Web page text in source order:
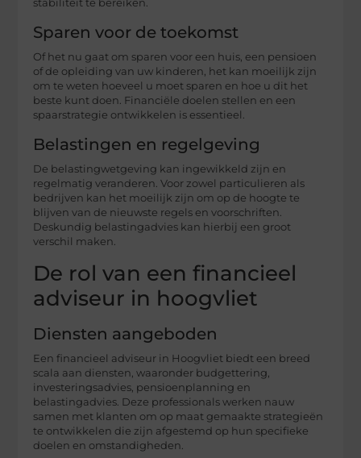
stabiliteit te bereiken.
Sparen voor de toekomst
Of het nu gaat om sparen voor een huis, een pensioen
of de opleiding van uw kinderen, het kan moeilijk zijn
om te weten hoeveel u moet sparen en hoe u dit het
beste kunt doen. Financiële doelen stellen en een
spaarstrategie ontwikkelen is essentieel.
Belastingen en regelgeving
De belastingwetgeving kan ingewikkeld zijn en
regelmatig veranderen. Voor zowel particulieren als
bedrijven kan het moeilijk zijn om op de hoogte te
blijven van de nieuwste regels en voorschriften.
Deskundig belastingadvies kan hierbij een groot
verschil maken.
De rol van een financieel
adviseur in hoogvliet
Diensten aangeboden
Een financieel adviseur in Hoogvliet biedt een breed
scala aan diensten, waaronder budgettering,
investeringsadvies, pensioenplanning en
belastingadvies. Deze professionals werken nauw
samen met klanten om op maat gemaakte strategieën
te ontwikkelen die zijn afgestemd op hun specifieke
doelen en omstandigheden.